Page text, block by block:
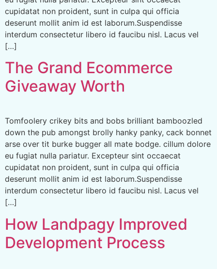
cupidatat non proident, sunt in culpa qui officia
deserunt mollit anim id est laborum.Suspendisse
interdum consectetur libero id faucibu nisl. Lacus vel
[…]
The Grand Ecommerce
Giveaway Worth
Tomfoolery crikey bits and bobs brilliant bamboozled
down the pub amongst brolly hanky panky, cack bonnet
arse over tit burke bugger all mate bodge. cillum dolore
eu fugiat nulla pariatur. Excepteur sint occaecat
cupidatat non proident, sunt in culpa qui officia
deserunt mollit anim id est laborum.Suspendisse
interdum consectetur libero id faucibu nisl. Lacus vel
[…]
How Landpagy Improved
Development Process